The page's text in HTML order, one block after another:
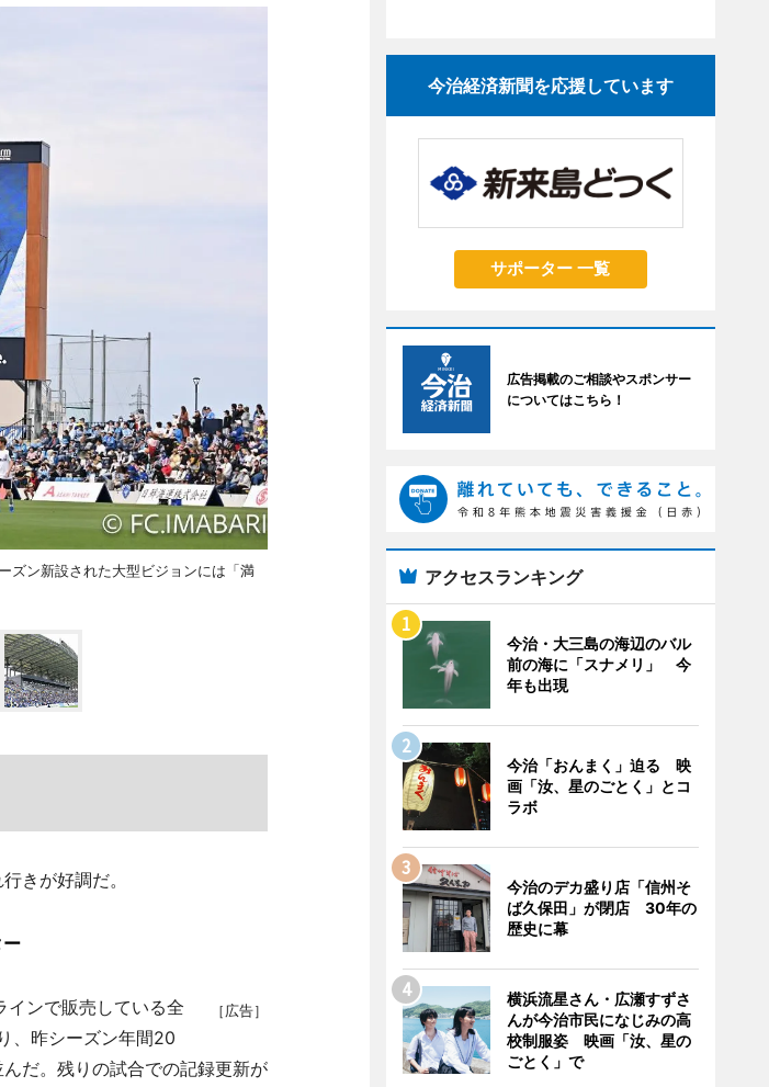
ズン新設された大型ビジョンには「満
きが好調だ。
［広告］
ンで販売している全
、昨シーズン年間20
だ。残りの試合での記録更新が
今治経済新聞を応援しています
サポーター 一覧
広告掲載のご相談やスポンサー
についてはこちら！
アクセスランキング
今治・大三島の海辺のバル
前の海に「スナメリ」 今
年も出現
今治「おんまく」迫る 映
画「汝、星のごとく」とコ
ラボ
今治のデカ盛り店「信州そ
ば久保田」が閉店 30年の
歴史に幕
横浜流星さん・広瀬すずさ
んが今治市民になじみの高
校制服姿 映画「汝、星の
ごとく」で